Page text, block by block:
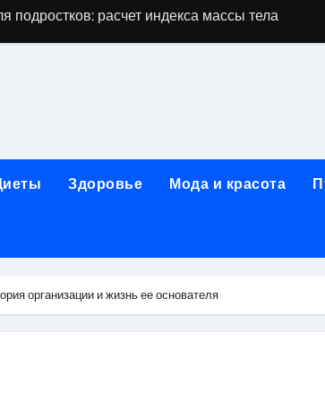
по возрасту, росту и полу
и методы диагностики и лечения
методики и сроки восстановления
основные этапы в медицинском
и сибирским городом: варианты маршрутов,
Здоровье Мода и красота
организации и жизнь ее основателя